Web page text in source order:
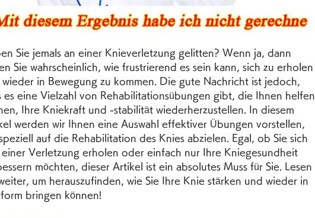
Sie jemals an einer Knieverletzung gelitten? Wenn ja, dann
Sie wahrscheinlich, wie frustrierend es sein kann, sich zu erholen
wieder in Bewegung zu kommen. Die gute Nachricht ist jedoch,
es eine Vielzahl von Rehabilitationsübungen gibt, die Ihnen helfen
Ihre Kniekraft und -stabilität wiederherzustellen. In diesem
werden wir Ihnen eine Auswahl effektiver Übungen vorstellen,
auf die Rehabilitation des Knies abzielen. Egal, ob Sie sich
Verletzung erholen oder einfach nur Ihre Kniegesundheit
möchten, dieser Artikel ist ein absolutes Muss für Sie. Lesen
um herauszufinden, wie Sie Ihre Knie stärken und wieder in
bringen können!